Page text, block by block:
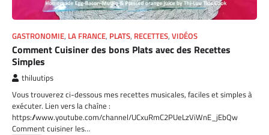
GASTRONOMIE, LA FRANCE, PLATS, RECETTES, VIDÉOS
Comment Cuisiner des bons Plats avec des Recettes
Simples
thiluutips
Vous trouverez ci-dessous mes recettes musicales, faciles et simples à
exécuter. Lien vers la chaîne :
https://www.youtube.com/channel/UCxuRmC2PUeLzViWnE_jEbQw
Comment cuisiner les…